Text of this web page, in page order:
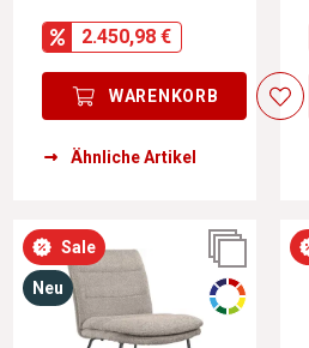
2.450,98 €
WARENKORB
Ähnliche Artikel
Sale
Neu